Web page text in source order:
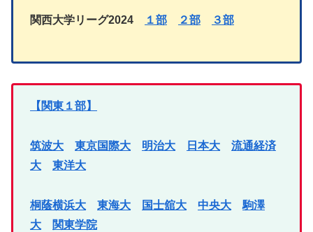
関西大学リーグ2024 １部 ２部 ３部
【関東１部】
筑波大 東京国際大 明治大 日本大
流通経済
大
東洋大
桐蔭横浜大 東海大 国士舘大 中央大
駒澤
大
関東学院